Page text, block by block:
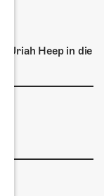
Uriah Heep in die